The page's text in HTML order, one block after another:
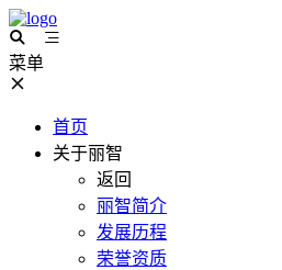
菜单
首页
关于丽智
返回
丽智简介
发展历程
荣誉资质